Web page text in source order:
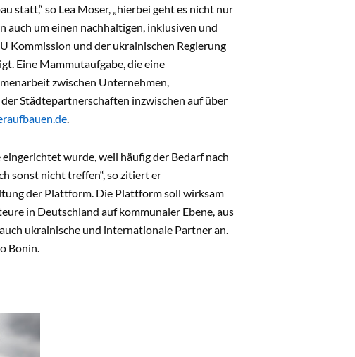
statt,“ so Lea Moser, „hierbei geht es nicht nur
um einen nachhaltigen, inklusiven und
Kommission und der ukrainischen Regierung
Eine Mammutaufgabe, die eine
zwischen Unternehmen,
Städtepartnerschaften inzwischen auf über
.
wurde, weil häufig der Bedarf nach
sonst nicht treffen“, so zitiert er
der Plattform. Die Plattform soll wirksam
in Deutschland auf kommunaler Ebene, aus
ukrainische und internationale Partner an.
Bonin.